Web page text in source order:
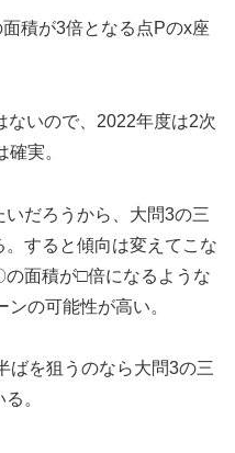
積が3倍となる点Pのx座
ないので、2022年度は2次
実。
だろうから、大問3の三
すると傾向は変えてこな
面積が□倍になるような
の可能性が高い。
ばを狙うのなら大問3の三
。